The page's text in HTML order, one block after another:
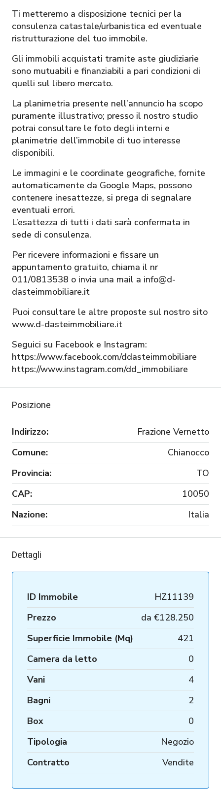
Ti metteremo a disposizione tecnici per la
consulenza catastale/urbanistica ed eventuale
ristrutturazione del tuo immobile.
Gli immobili acquistati tramite aste giudiziarie
sono mutuabili e finanziabili a pari condizioni di
quelli sul libero mercato.
La planimetria presente nell’annuncio ha scopo
puramente illustrativo; presso il nostro studio
potrai consultare le foto degli interni e
planimetrie dell’immobile di tuo interesse
disponibili.
Le immagini e le coordinate geografiche, fornite
automaticamente da Google Maps, possono
contenere inesattezze, si prega di segnalare
eventuali errori.
L’esattezza di tutti i dati sarà confermata in
sede di consulenza.
Per ricevere informazioni e fissare un
appuntamento gratuito, chiama il nr
011/0813538 o invia una mail a info@d-
dasteimmobiliare.it
Puoi consultare le altre proposte sul nostro sito
www.d-dasteimmobiliare.it
Seguici su Facebook e Instagram:
https://www.facebook.com/ddasteimmobiliare
https://www.instagram.com/dd_immobiliare
Posizione
Indirizzo:
Frazione Vernetto
Comune:
Chianocco
Provincia:
TO
CAP:
10050
Nazione:
Italia
Dettagli
ID Immobile
HZ11139
Prezzo
da €128.250
Superficie Immobile (Mq)
421
Camera da letto
0
Vani
4
Bagni
2
Box
0
Tipologia
Negozio
Contratto
Vendite